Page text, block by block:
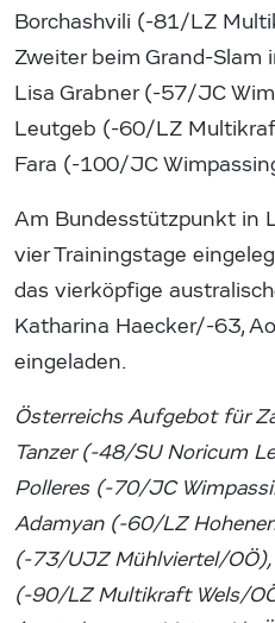
Borchashvili (-81/LZ
Zweiter beim Grand-Slam
Lisa Grabner (-57/JC
Leutgeb (-60/LZ
Fara (-100/JC
Am Bundesstützpunkt in
vier Trainingstage
das vierköpfige
Katharina Haecker/-63,
eingeladen.
Österreichs Aufgebot für
Tanzer (-48/SU Noricum
Polleres (-70/JC
Adamyan (-60/LZ
(-73/UJZ Mühlviertel/OÖ),
(-90/LZ Multikraft Wels/